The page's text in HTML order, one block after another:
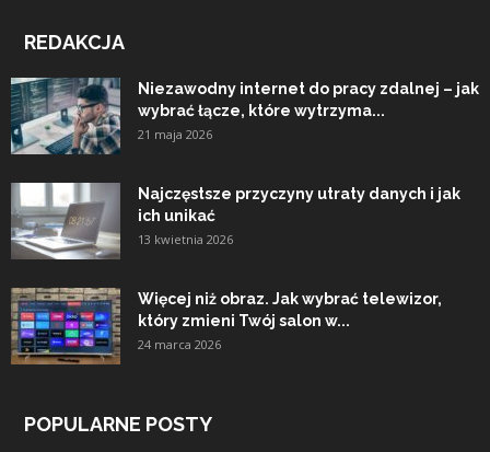
REDAKCJA
Niezawodny internet do pracy zdalnej – jak
wybrać łącze, które wytrzyma...
21 maja 2026
Najczęstsze przyczyny utraty danych i jak
ich unikać
13 kwietnia 2026
Więcej niż obraz. Jak wybrać telewizor,
który zmieni Twój salon w...
24 marca 2026
POPULARNE POSTY